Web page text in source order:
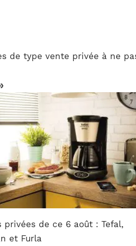
de type vente privée à ne
privées de ce 6 août : Tefal,
et Furla